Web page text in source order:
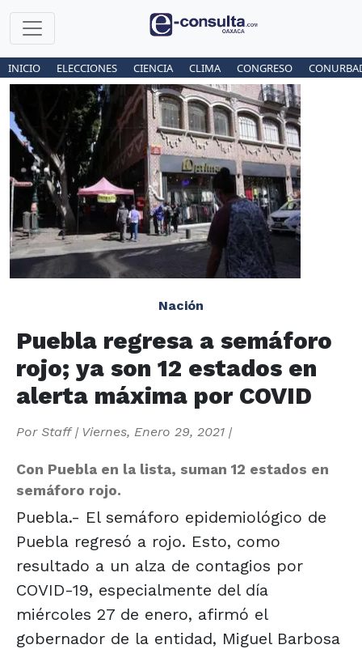
INICIO ELECCIONES CIENCIA CLIMA CONGRESO
Nación
Puebla regresa a semáforo
rojo; ya son 12 estados en
alerta máxima por COVID
Por Staff| Viernes, Enero 29, 2021 |
Con Puebla en la lista, suman 12 estados en
semáforo rojo.
Puebla.- El semáforo epidemiológico de
Puebla regresó a rojo. Esto, como
resultado a un alza de contagios por
COVID-19, especialmente del día
miércoles 27 de enero, afirmó el
gobernador de la entidad, Miguel Barbosa